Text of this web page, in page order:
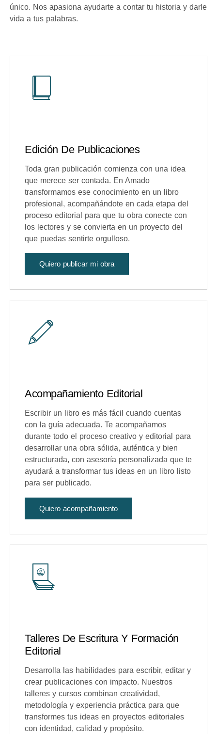
único. Nos apasiona ayudarte a contar tu historia y darle
vida a tus palabras.
Edición De Publicaciones
Toda gran publicación comienza con una idea
que merece ser contada. En Amado
transformamos ese conocimiento en un libro
profesional, acompañándote en cada etapa del
proceso editorial para que tu obra conecte con
los lectores y se convierta en un proyecto del
que puedas sentirte orgulloso.
Quiero publicar mi obra
Acompañamiento Editorial
Escribir un libro es más fácil cuando cuentas
con la guía adecuada. Te acompañamos
durante todo el proceso creativo y editorial para
desarrollar una obra sólida, auténtica y bien
estructurada, con asesoría personalizada que te
ayudará a transformar tus ideas en un libro listo
para ser publicado.
Quiero acompañamiento
Talleres De Escritura Y Formación
Editorial
Desarrolla las habilidades para escribir, editar y
crear publicaciones con impacto. Nuestros
talleres y cursos combinan creatividad,
metodología y experiencia práctica para que
transformes tus ideas en proyectos editoriales
con identidad, calidad y propósito.